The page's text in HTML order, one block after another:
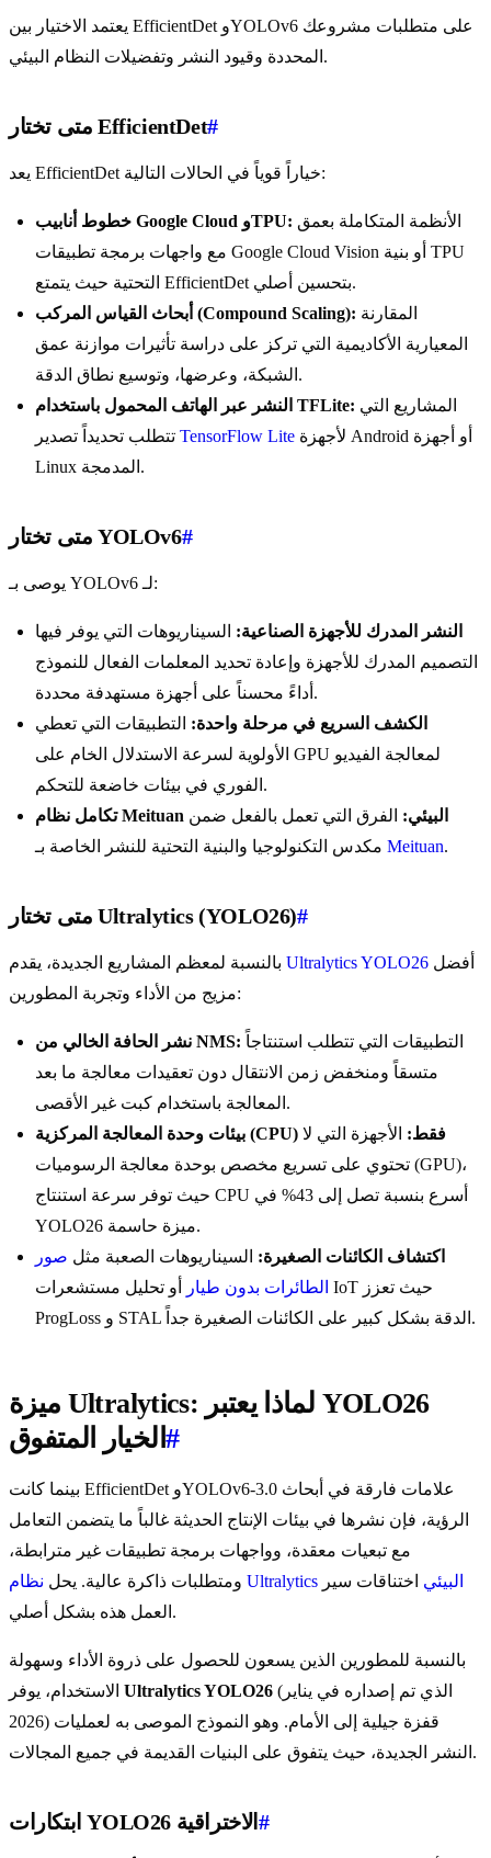
يعتمد الاختيار بين EfficientDet وYOLOv6 على متطلبات مشروعك
المحددة وقيود النشر وتفضيلات النظام البيئي.
متى تختار EfficientDet#
يعد EfficientDet خياراً قوياً في الحالات التالية:
خطوط أنابيب Google Cloud وTPU:
مع واجهات برمجة تطبيقات Google Cloud Vision أو بنية TPU
التحتية حيث يتمتع EfficientDet بتحسين أصلي.
أبحاث القياس المركب (Compound Scaling):
المعيارية الأكاديمية التي تركز على دراسة تأثيرات موازنة عمق
الشبكة، وعرضها، وتوسيع نطاق الدقة.
النشر عبر الهاتف المحمول باستخدام TFLite:
TensorFlow Lite
Linux المدمجة.
متى تختار YOLOv6#
يوصى بـ YOLOv6 لـ:
النشر المدرك للأجهزة الصناعية: السيناريوهات التي يوفر فيها
التصميم المدرك للأجهزة وإعادة تحديد المعلمات الفعال للنموذج
أداءً محسناً على أجهزة مستهدفة محددة.
الكشف السريع في مرحلة واحدة: التطبيقات التي تعطي
الأولوية لسرعة الاستدلال الخام على GPU لمعالجة الفيديو
الفوري في بيئات خاضعة للتحكم.
تكامل نظام Meituan البيئي: الفرق التي تعمل بالفعل ضمن
Meituan.
متى تختار Ultralytics (YOLO26)#
Ultralytics YOLO26
مزيج من الأداء وتجربة المطورين:
نشر الحافة الخالي من NMS:
متسقاً ومنخفض زمن الانتقال دون تعقيدات معالجة ما بعد
المعالجة باستخدام كبت غير الأقصى.
بيئات وحدة المعالجة المركزية (CPU) فقط: الأجهزة التي لا
تحتوي على تسريع مخصص بوحدة معالجة الرسوميات (GPU)،
حيث توفر سرعة استنتاج CPU أسرع بنسبة تصل إلى 43% في
YOLO26 ميزة حاسمة.
اكتشاف الكائنات الصغيرة: السيناريوهات الصعبة مثل صور
الطائرات بدون طيار
أو تحليل مستشعرات IoT حيث تعزز
ProgLoss و STAL الدقة بشكل كبير على الكائنات الصغيرة جداً.
ميزة Ultralytics: لماذا يعتبر YOLO26
الخيار المتفوق #
بينما كانت EfficientDet وYOLOv6-3.0 علامات فارقة في أبحاث
الرؤية، فإن نشرها في بيئات الإنتاج الحديثة غالباً ما يتضمن التعامل
مع تبعيات معقدة، وواجهات برمجة تطبيقات غير مترابطة،
ومتطلبات ذاكرة عالية. يحل
نظام Ultralytics البيئي اختناقات سير
العمل هذه بشكل أصلي.
بالنسبة للمطورين الذين يسعون للحصول على ذروة الأداء وسهولة
Ultralytics YOLO26 (الذي تم إصداره في يناير
2026) قفزة جيلية إلى الأمام. وهو النموذج الموصى به لعمليات
النشر الجديدة، حيث يتفوق على البنيات القديمة في جميع المجالات.
ابتكارات YOLO26 الاختراقية#